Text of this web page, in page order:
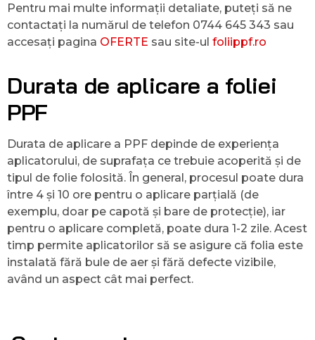
Pentru mai multe informații detaliate, puteți să ne
contactați la numărul de telefon 0744 645 343 sau
accesați pagina OFERTE sau site-ul foliippf.ro
Durata de aplicare a foliei
PPF
Durata de aplicare a PPF depinde de experiența
aplicatorului, de suprafața ce trebuie acoperită și de
tipul de folie folosită. În general, procesul poate dura
între 4 și 10 ore pentru o aplicare parțială (de
exemplu, doar pe capotă și bare de protecție), iar
pentru o aplicare completă, poate dura 1-2 zile. Acest
timp permite aplicatorilor să se asigure că folia este
instalată fără bule de aer și fără defecte vizibile,
având un aspect cât mai perfect.